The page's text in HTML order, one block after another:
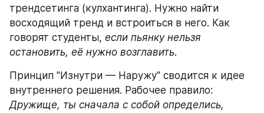
трендсетинга (кулхантинга). Нужно найти
восходящий тренд и встроиться в него. Как
говорят студенты, если пьянку нельзя
остановить, её нужно возглавить.
Принцип "Изнутри — Наружу" сводится к идее
Дружище, ты сначала с собой определись,